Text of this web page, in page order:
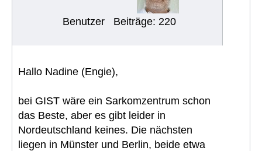
Benutzer Beiträge: 220
Hallo Nadine (Engie),
bei GIST wäre ein Sarkomzentrum schon
das Beste, aber es gibt leider in
Nordeutschland keines. Die nächsten
liegen in Münster und Berlin, beide etwa